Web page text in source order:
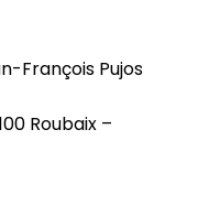
François Pujos
Roubaix –